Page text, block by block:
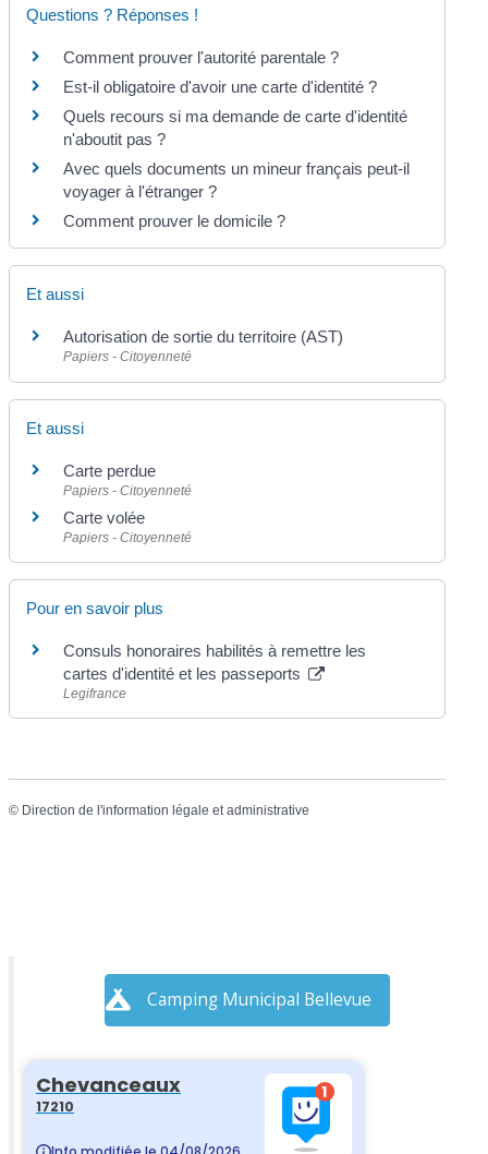
Questions ? Réponses !
Comment prouver l'autorité parentale ?
Est-il obligatoire d'avoir une carte d'identité ?
Quels recours si ma demande de carte d'identité
n'aboutit pas ?
Avec quels documents un mineur français peut-il
voyager à l'étranger ?
Comment prouver le domicile ?
Et aussi
Autorisation de sortie du territoire (AST)
Papiers - Citoyenneté
Et aussi
Carte perdue
Papiers - Citoyenneté
Carte volée
Papiers - Citoyenneté
Pour en savoir plus
Consuls honoraires habilités à remettre les
cartes d'identité et les passeports
Legifrance
© Direction de l'information légale et administrative
Camping Municipal Bellevue